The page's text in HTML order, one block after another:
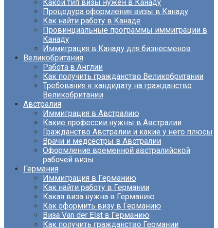
Какой тип визы нужен в Канаду
Процедура оформления визы в Канаду
Как найти работу в Канаде
Провинциальные программы иммиграции в
Канаду
Иммиграция в Канаду для бизнесменов
Великобритания
Работа в Англии
Как получить гражданство Великобритании
Требования к кандидату на гражданство
Великобритании
Австралия
Иммиграция в Австралию
Какие профессии нужны в Австралии
Гражданство Австралии и какие у него плюсы
Врачи и медсестры в Австралии
Оформление временной австралийской
рабочей визы
Германия
Иммиграция в Германию
Как найти работу в Германии
Какая виза нужна в Германию
Как оформить визу в Германию
Виза Van der Elst в Германию
Как получить гражданство Германии